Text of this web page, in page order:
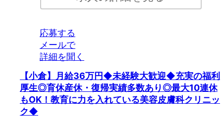
応募する
メールで
詳細を聞く
【小倉】月給36万円◆未経験大歓迎◆充実の福利
厚生◎育休産休・復帰実績多数あり◎最大10連休
もOK！教育に力を入れている美容皮膚科クリニッ
ク◆